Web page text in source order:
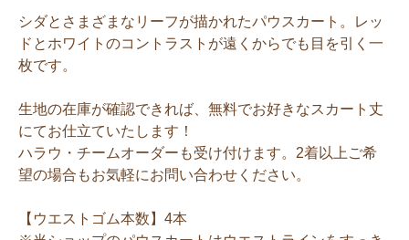
シダとさまざまなリーフが描かれたパウスカート。レッ
ドとホワイトのコントラストが遠くからでも目を引く一
枚です。
生地の在庫が確認できれば、無料でお好きなスカート丈
にてお仕立ていたします！
ハラウ・チームオーダーも受け付けます。2着以上ご希
望の場合もお気軽にお問い合わせください。
【ウエストゴム本数】4本